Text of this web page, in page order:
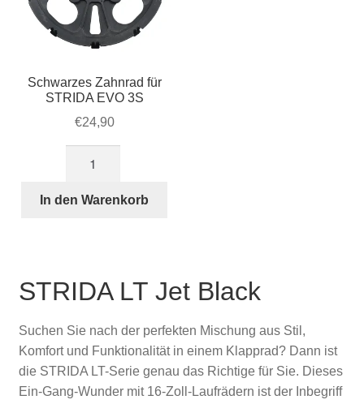
Schwarzes Zahnrad für
STRIDA EVO 3S
€24,90
für
In den Warenkorb
STRIDA LT Jet Black
Suchen Sie nach der perfekten Mischung aus Stil,
Komfort und Funktionalität in einem Klapprad? Dann ist
die STRIDA LT-Serie genau das Richtige für Sie. Dieses
Ein-Gang-Wunder mit 16-Zoll-Laufrädern ist der Inbegriff